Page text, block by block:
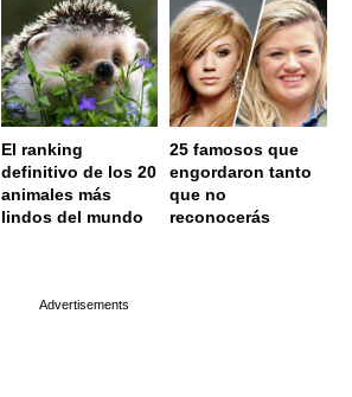
El ranking
definitivo de los 20
animales más
lindos del mundo
25 famosos que
engordaron tanto
que no
reconocerás